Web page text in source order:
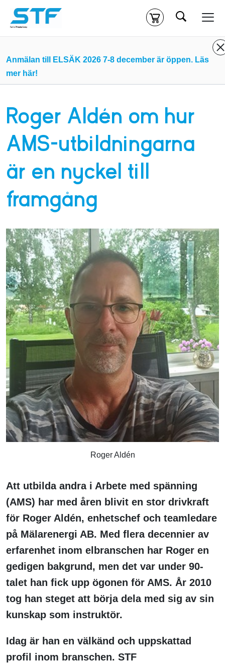
Kassa
Du måste vara inloggad för att köpa kurser.
Klicka för att komma till alla tillgängliga onlinekurser.
Sök
Anmälan till ELSÄK 2026 7-8 december är öppen. Läs
mer här!
Roger Aldén om hur
AMS-utbildningarna
är en nyckel till
framgång
Roger Aldén
Att utbilda andra i Arbete med spänning
(AMS) har med åren blivit en stor drivkraft
för Roger Aldén, enhetschef och teamledare
på Mälarenergi AB. Med flera decennier av
erfarenhet inom elbranschen har Roger en
gedigen bakgrund, men det var under 90-
talet han fick upp ögonen för AMS. År 2010
tog han steget att börja dela med sig av sin
kunskap som instruktör.
Idag är han en välkänd och uppskattad
profil inom branschen. STF